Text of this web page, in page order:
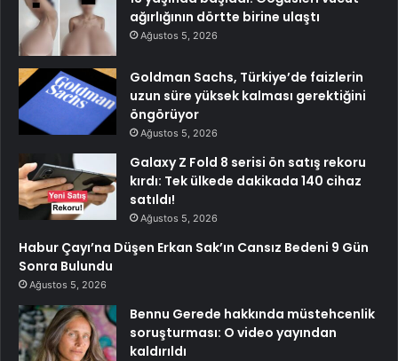
ağırlığının dörtte birine ulaştı
Ağustos 5, 2026
Goldman Sachs, Türkiye’de faizlerin
uzun süre yüksek kalması gerektiğini
öngörüyor
Ağustos 5, 2026
Galaxy Z Fold 8 serisi ön satış rekoru
kırdı: Tek ülkede dakikada 140 cihaz
satıldı!
Ağustos 5, 2026
Habur Çayı’na Düşen Erkan Sak’ın Cansız Bedeni 9 Gün
Sonra Bulundu
Ağustos 5, 2026
Bennu Gerede hakkında müstehcenlik
soruşturması: O video yayından
kaldırıldı